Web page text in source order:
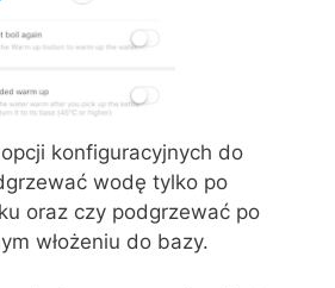
konfiguracyjnych do
wodę tylko po
oraz czy podgrzewać po
włożeniu do bazy.